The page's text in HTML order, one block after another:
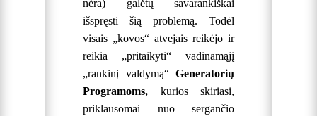
nėra) galėtų savarankiškai
išspręsti šią problemą. Todėl
visais „kovos“ atvejais reikėjo ir
reikia „pritaikyti“ vadinamąjį
„rankinį valdymą“ Generatorių
Programoms, kurios skiriasi,
priklausomai nuo sergančio